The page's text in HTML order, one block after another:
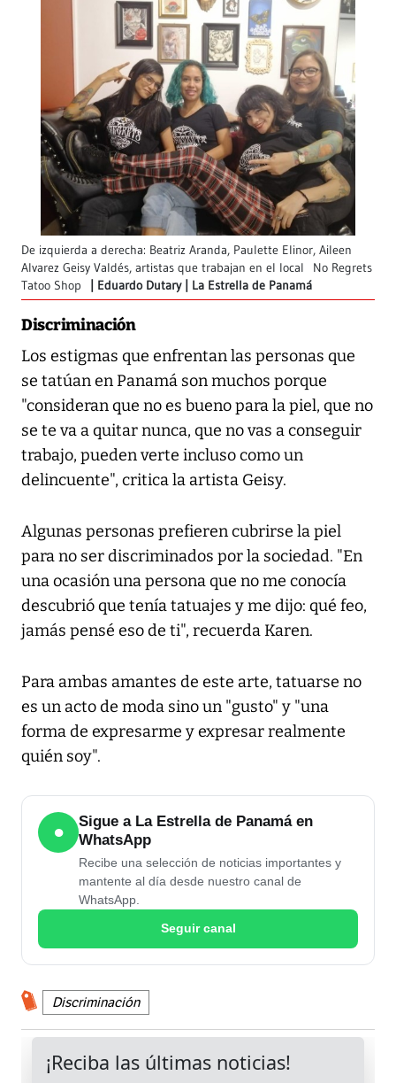
De izquierda a derecha: Beatriz Aranda, Paulette Elinor, Aileen
Alvarez Geisy Valdés, artistas que trabajan en el local No Regrets
Tatoo Shop
Eduardo Dutary | La Estrella de Panamá
Discriminación
Los estigmas que enfrentan las personas que
se tatúan en Panamá son muchos porque
"consideran que no es bueno para la piel, que no
se te va a quitar nunca, que no vas a conseguir
trabajo, pueden verte incluso como un
delincuente", critica la artista Geisy.
Algunas personas prefieren cubrirse la piel
para no ser discriminados por la sociedad. "En
una ocasión una persona que no me conocía
descubrió que tenía tatuajes y me dijo: qué feo,
jamás pensé eso de ti", recuerda Karen.
Para ambas amantes de este arte, tatuarse no
es un acto de moda sino un "gusto" y "una
forma de expresarme y expresar realmente
quién soy".
●
Sigue a La Estrella de Panamá en
WhatsApp
Recibe una selección de noticias importantes y
mantente al día desde nuestro canal de
WhatsApp.
Seguir canal
Discriminación